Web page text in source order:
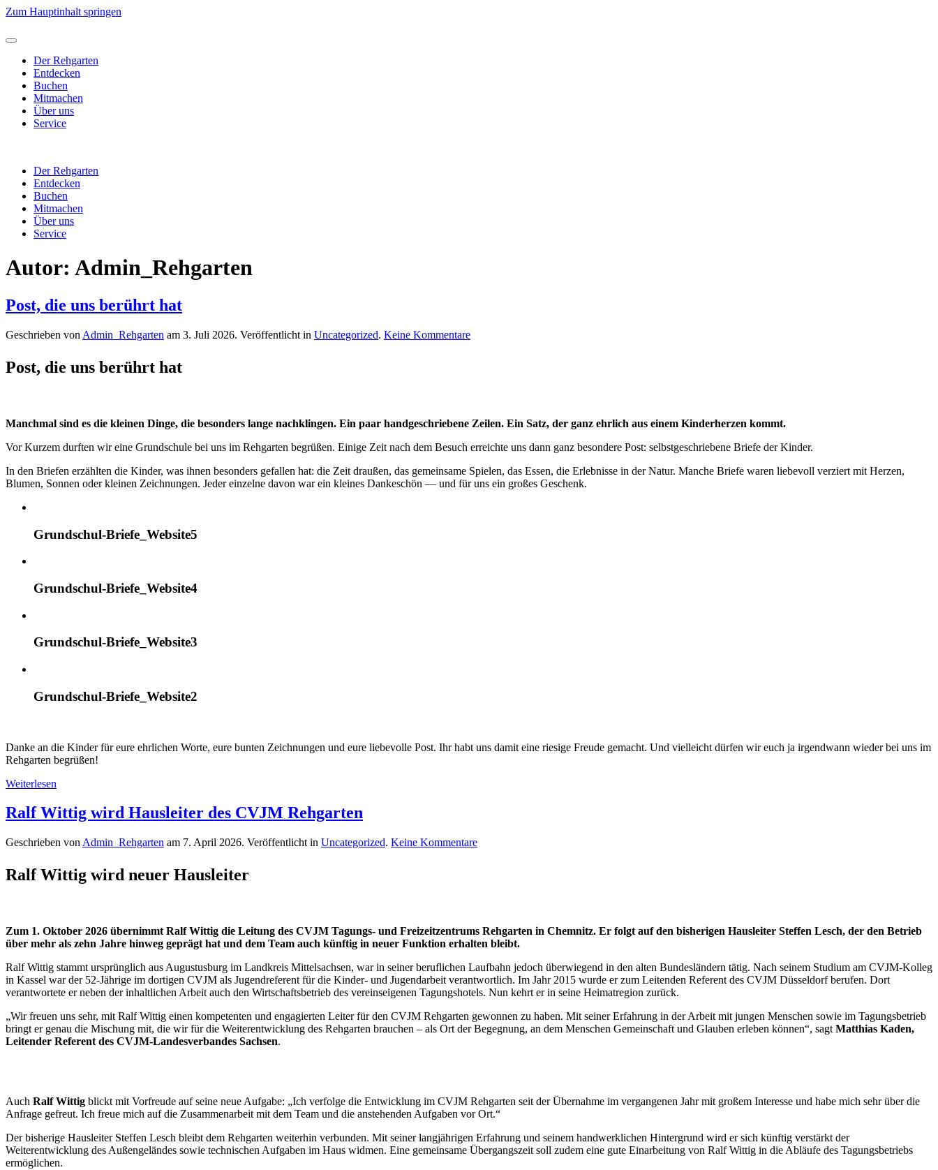
Zum Hauptinhalt springen
Der Rehgarten
Entdecken
Buchen
Mitmachen
Über uns
Service
Der Rehgarten
Entdecken
Buchen
Mitmachen
Über uns
Service
Autor: Admin_Rehgarten
Post, die uns berührt hat
Geschrieben von Admin_Rehgarten am 3. Juli 2026. Veröffentlicht in Uncategorized. Keine Kommentarezu
Post, die uns berührt hat
Manchmal sind es die kleinen Dinge, die besonders lange nachklingen. Ein paar handgeschriebene Zeilen. Ein Satz, der ganz ehrlich aus einem Kinderherzen kommt.
Vor Kurzem durften wir eine Grundschule bei uns im Rehgarten begrüßen. Einige Zeit nach dem Besuch erreichte uns dann ganz besondere Post: selbstgeschriebene Briefe der Kinder.
In den Briefen erzählten die Kinder, was ihnen besonders gefallen hat: die Zeit draußen, das gemeinsame Spielen, das Essen, die Erlebnisse in der Natur. Manche Briefe waren liebevoll verziert mit Herzen,
Blumen, Sonnen oder kleinen Zeichnungen. Jeder einzelne davon war ein kleines Dankeschön — und für uns ein großes Geschenk.
Grundschul-Briefe_Website5
Grundschul-Briefe_Website4
Grundschul-Briefe_Website3
Grundschul-Briefe_Website2
Danke an die Kinder für eure ehrlichen Worte, eure bunten Zeichnungen und eure liebevolle Post. Ihr habt uns damit eine riesige Freude gemacht. Und vielleicht dürfen wir euch ja irgendwann wieder bei uns im
Rehgarten begrüßen!
Weiterlesen
Ralf Wittig wird Hausleiter des CVJM Rehgarten
Geschrieben von Admin_Rehgarten am 7. April 2026. Veröffentlicht in Uncategorized. Keine Kommentarezu
Rehgarten
Ralf Wittig wird neuer Hausleiter
Zum 1. Oktober 2026 übernimmt Ralf Wittig die Leitung des CVJM Tagungs- und Freizeitzentrums Rehgarten in Chemnitz. Er folgt auf den bisherigen Hausleiter Steffen Lesch, der den Betrieb
über mehr als zehn Jahre hinweg geprägt hat und dem Team auch künftig in neuer Funktion erhalten bleibt.
Ralf Wittig stammt ursprünglich aus Augustusburg im Landkreis Mittelsachsen, war in seiner beruflichen Laufbahn jedoch überwiegend in den alten Bundesländern tätig. Nach seinem Studium am CVJM-Kolleg
in Kassel war der 52-Jährige im dortigen CVJM als Jugendreferent für die Kinder- und Jugendarbeit verantwortlich. Im Jahr 2015 wurde er zum Leitenden Referent des CVJM Düsseldorf berufen. Dort
verantwortete er neben der inhaltlichen Arbeit auch den Wirtschaftsbetrieb des vereinseigenen Tagungshotels. Nun kehrt er in seine Heimatregion zurück.
„Wir freuen uns sehr, mit Ralf Wittig einen kompetenten und engagierten Leiter für den CVJM Rehgarten gewonnen zu haben. Mit seiner Erfahrung in der Arbeit mit jungen Menschen sowie im Tagungsbetrieb
bringt er genau die Mischung mit, die wir für die Weiterentwicklung des Rehgarten brauchen – als Ort der Begegnung, an dem Menschen Gemeinschaft und Glauben erleben können“, sagt Matthias Kaden,
Leitender Referent des CVJM-Landesverbandes Sachsen.
Auch Ralf Wittig blickt mit Vorfreude auf seine neue Aufgabe: „Ich verfolge die Entwicklung im CVJM Rehgarten seit der Übernahme im vergangenen Jahr mit großem Interesse und habe mich sehr über die
Anfrage gefreut. Ich freue mich auf die Zusammenarbeit mit dem Team und die anstehenden Aufgaben vor Ort.“
Der bisherige Hausleiter Steffen Lesch bleibt dem Rehgarten weiterhin verbunden. Mit seiner langjährigen Erfahrung und seinem handwerklichen Hintergrund wird er sich künftig verstärkt der
Weiterentwicklung des Außengeländes sowie technischen Aufgaben im Haus widmen. Eine gemeinsame Übergangszeit soll zudem eine gute Einarbeitung von Ralf Wittig in die Abläufe des Tagungsbetriebs
ermöglichen.